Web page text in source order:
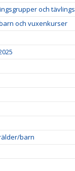
och
och vuxenkurser
barn